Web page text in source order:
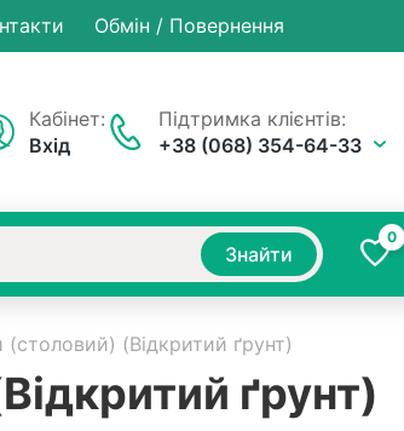
Обмін / Повернення
Підтримка клієнтів:
+38 (068) 354-64-33
Кабінет:
Вхід
Знайти
0
(Відкритий ґрунт)
ґрунт)